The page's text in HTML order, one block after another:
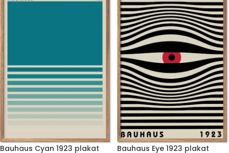
Bauhaus Cyan 1923 plakat Bauhaus Eye 1923 plakat